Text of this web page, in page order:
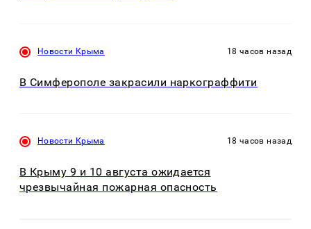
Новости Крыма 18 часов назад
В Симферополе закрасили наркограффити
Новости Крыма 18 часов назад
В Крыму 9 и 10 августа ожидается
чрезвычайная пожарная опасность